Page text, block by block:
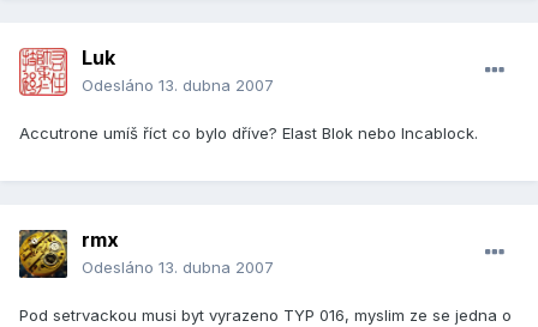
Luk
Odesláno 13. dubna 2007
Accutrone umíš říct co bylo dříve? Elast Blok nebo Incablock.
rmx
Odesláno 13. dubna 2007
Pod setrvackou musi byt vyrazeno TYP 016, myslim ze se jedna o